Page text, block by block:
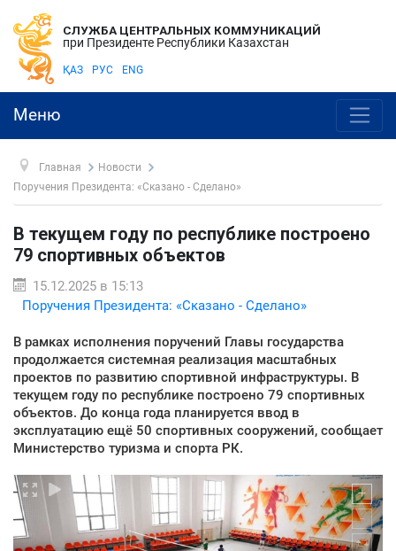
СЛУЖБА ЦЕНТРАЛЬНЫХ КОММУНИКАЦИЙ
при Президенте Республики Казахстан
ҚАЗ РУС ENG
Меню
Главная
Новости
Поручения Президента: «Сказано - Сделано»
В текущем году по республике построено
79 спортивных объектов
15.12.2025 в 15:13
Поручения Президента: «Сказано - Сделано»
В рамках исполнения поручений Главы государства
продолжается системная реализация масштабных
проектов по развитию спортивной инфраструктуры. В
текущем году по республике построено 79 спортивных
объектов. До конца года планируется ввод в
эксплуатацию ещё 50 спортивных сооружений, сообщает
Министерство туризма и спорта РК.